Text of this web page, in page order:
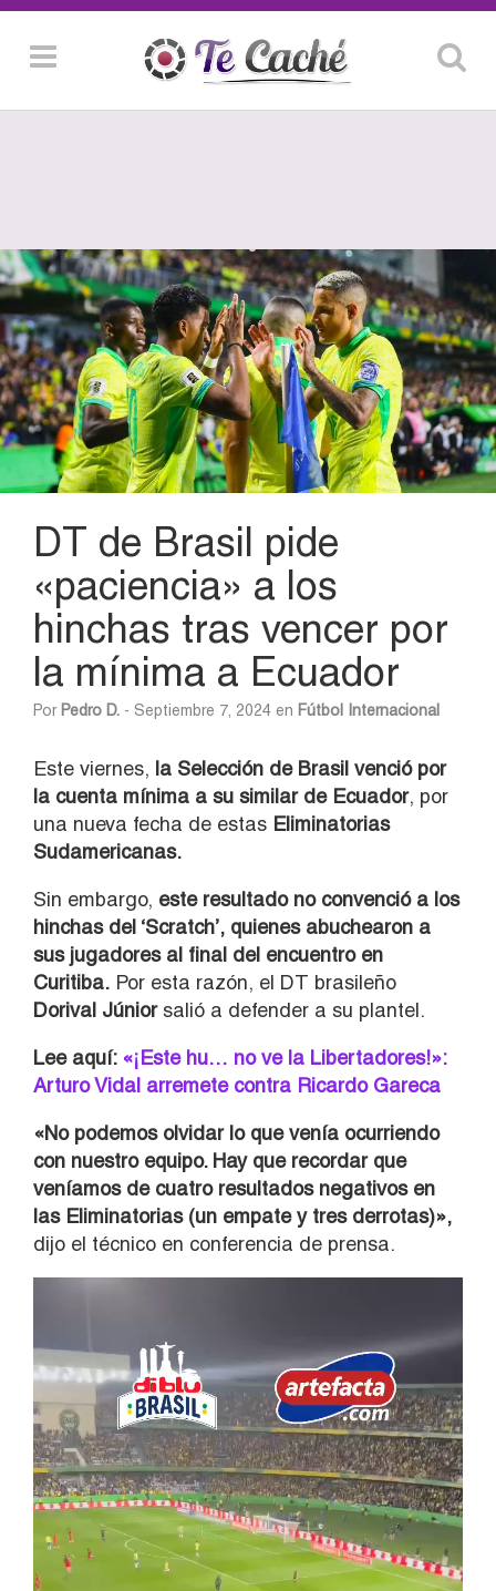
DT de Brasil pide
«paciencia» a los
hinchas tras vencer por
la mínima a Ecuador
Por Pedro D. - Septiembre 7, 2024 en Fútbol Internacional
Este viernes, la Selección de Brasil venció por
la cuenta mínima a su similar de Ecuador, por
una nueva fecha de estas Eliminatorias
Sudamericanas.
Sin embargo, este resultado no convenció a los
hinchas del ‘Scratch’, quienes abuchearon a
sus jugadores al final del encuentro en
Curitiba. Por esta razón, el DT brasileño
Dorival Júniorsalió a defender a su plantel.
Lee aquí: «¡Este hu… no ve la Libertadores!»:
Arturo Vidal arremete contra Ricardo Gareca
«No podemos olvidar lo que venía ocurriendo
con nuestro equipo. Hay que recordar que
veníamos de cuatro resultados negativos en
las Eliminatorias (un empate y tres derrotas)»,
dijo el técnico en conferencia de prensa.